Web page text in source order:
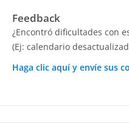
Feedback
¿Encontró dificultades con
(Ej: calendario
Haga clic aquí y envíe sus